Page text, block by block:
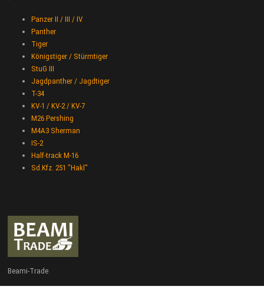
Panzer II / III / IV
Panther
Tiger
Königstiger / Stürmtiger
StuG III
Jagdpanther / Jagdtiger
T-34
KV-1 / KV-2 / KV-7
M26 Pershing
M4A3 Sherman
IS-2
Half-track M-16
Sd.Kfz. 251 "Hakl"
Beami-Trade